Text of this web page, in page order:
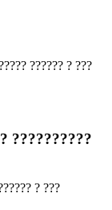
?????? ? ???
??????????
? ???